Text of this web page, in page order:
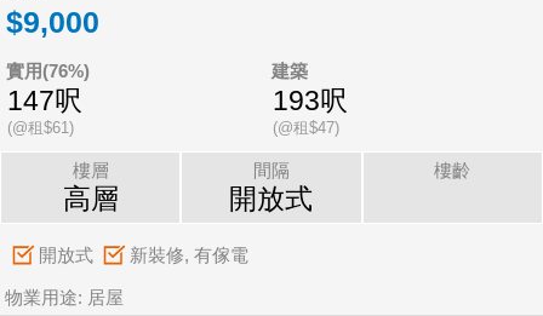
$9,000
實用(76%)
147呎
(@租$61)
建築
193呎
(@租$47)
樓層
高層
間隔
開放式
樓齡
開放式 新裝修, 有傢電
物業用途: 居屋